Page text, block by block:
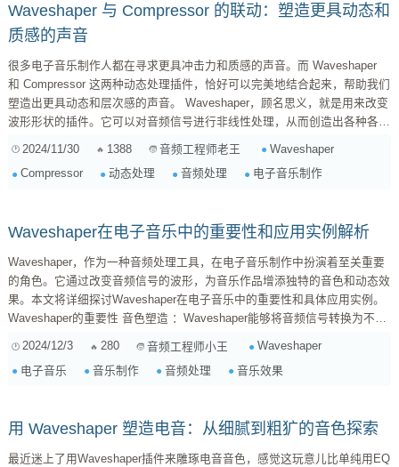
Waveshaper 与 Compressor 的联动：塑造更具动态和
质感的声音
很多电子音乐制作人都在寻求更具冲击力和质感的声音。而 Waveshaper
和 Compressor 这两种动态处理插件，恰好可以完美地结合起来，帮助我们
塑造出更具动态和层次感的声音。 Waveshaper，顾名思义，就是用来改变
波形形状的插件。它可以对音频信号进行非线性处理，从而创造出各种各样
不同的波形算法，例如正弦波、方波、三角波等，以及不同的参数调整方
式。 Compressor 则是一个动态范围压缩器，它可以降低音频信号的动态范
2024/11/30 1388 音频工程师老王
Waveshaper
Compressor
动态处理 音频处理 电子音乐制作
Waveshaper在电子音乐中的重要性和应用实例解析
Waveshaper，作为一种音频处理工具，在电子音乐制作中扮演着至关重要
的角色。它通过改变音频信号的波形，为音乐作品增添独特的音色和动态效
果。本文将详细探讨Waveshaper在电子音乐中的重要性和具体应用实例。
Waveshaper的重要性 音色塑造 ：Waveshaper能够将音频信号转换为不同
Waveshaper都能满足不同的音乐风格需求。 动态效果 ：通过调整
Waveshaper的参数，可以实...
2024/12/3 280 音频工程师小王
Waveshaper
电子音乐
音乐制作 音频处理 音乐效果
用 Waveshaper 塑造电音：从细腻到粗犷的音色探索
最近迷上了用Waveshaper插件来雕琢电音音色，感觉这玩意儿比单纯用EQ